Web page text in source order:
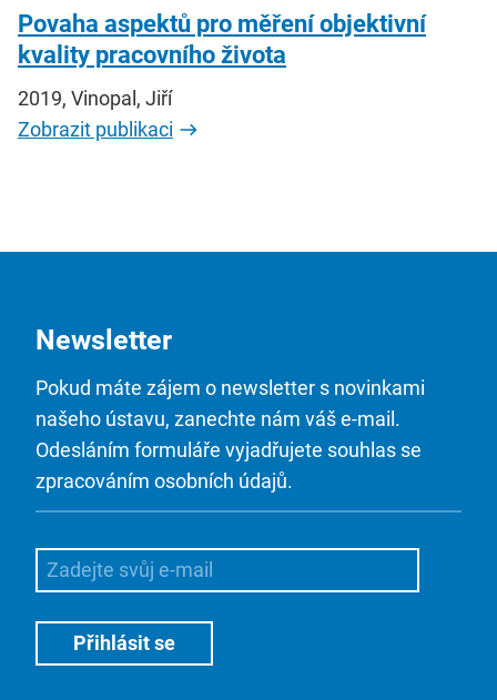
Povaha aspektů pro měření objektivní
kvality pracovního života
2019, Vinopal, Jiří
Zobrazit publikaci
Newsletter
Pokud máte zájem o newsletter s novinkami
našeho ústavu, zanechte nám váš e-mail.
Odesláním formuláře vyjadřujete souhlas se
zpracováním osobních údajů.